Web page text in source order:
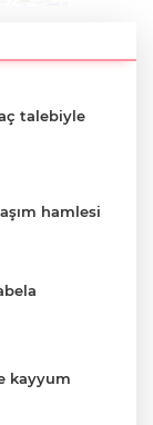
talebiyle
hamlesi
kayyum